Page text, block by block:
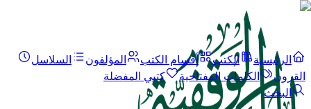
الرئيسية الكتب أقسام الكتب المؤلفون
السلاسل
القرون
الكلمات المفتاحية
كتبي المفضلة
البحث